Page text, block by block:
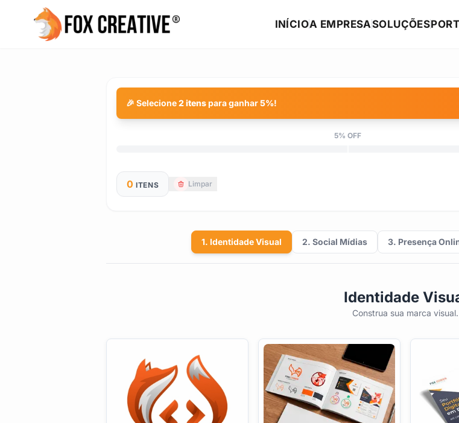
INÍCIOA EMPRESASOLUÇÕES
🎉 Selecione2 itenspara ganhar5%!
5% OFF
0 ITENS Limpar
1. Identidade Visual 2. Social Mídias 3. Presença
Identidade
Construa sua marca visual.